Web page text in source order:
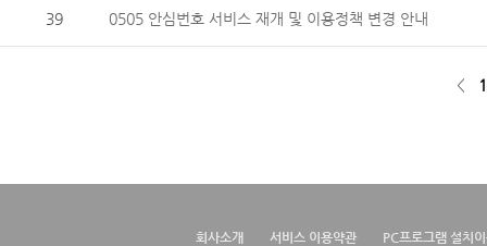
39 0505 안심번호 서비스 재개 및 이용정책 변경 안내
< 1
회사소개 서비스 이용약관 PC프로그램 설치